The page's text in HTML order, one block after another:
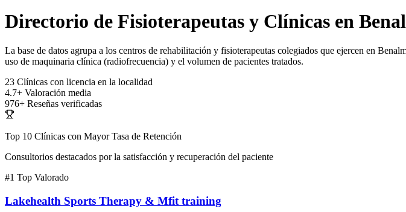
Directorio de Fisioterapeutas y Clínicas en
La base de datos agrupa a los centros de rehabilitación y fisioterapeutas colegiados que ejercen en
uso de maquinaria clínica (radiofrecuencia) y el volumen de pacientes tratados.
23 Clínicas con licencia en la localidad
4.7+ Valoración media
976+ Reseñas verificadas
Top 10 Clínicas con Mayor Tasa de Retención
Consultorios destacados por la satisfacción y recuperación del paciente
#1 Top Valorado
Lakehealth Sports Therapy & Mfit training